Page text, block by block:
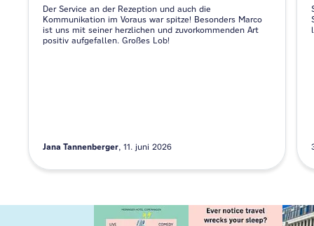
Der Service an der Rezeption und auch die
Kommunikation im Voraus war spitze! Besonders Marco
ist uns mit seiner herzlichen und zuvorkommenden Art
positiv aufgefallen. Großes Lob!
Jana Tannenberger 11. juni 2026